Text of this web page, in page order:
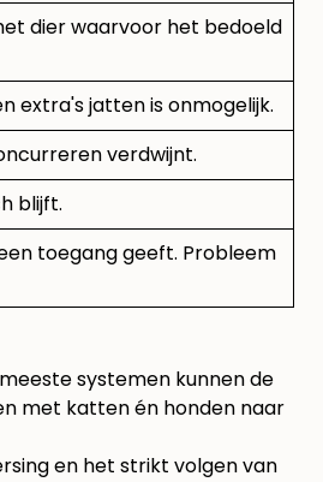
dier waarvoor het bedoeld
extra's jatten is onmogelijk.
verdwijnt.
blijft.
toegang geeft. Probleem
systemen kunnen de
met katten én honden naar
en het strikt volgen van